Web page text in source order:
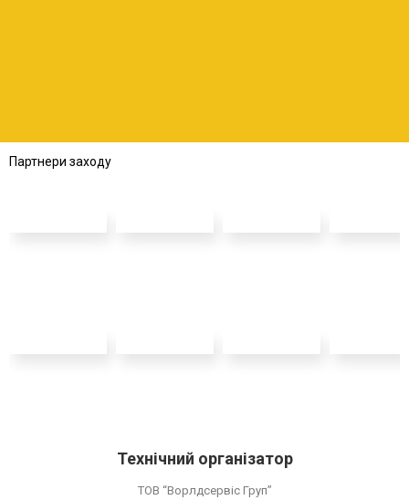
Партнери заходу
Технічний організатор
ТОВ “Ворлдсервіс Груп”